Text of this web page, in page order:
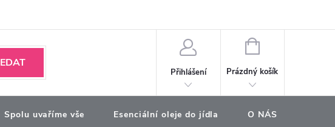
Přihlášení
NÁKUPNÍ
Prázdný košík
Spolu uvaříme vše Esenciální oleje do jídla O NÁS